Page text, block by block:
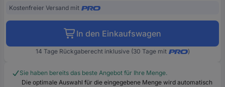
Kostenfreier Versand mit
In den Einkaufswagen
14 Tage Rückgaberecht inklusive (30 Tage mit )
Sie haben bereits das beste Angebot für Ihre Menge.
Die optimale Auswahl für die eingegebene Menge wird automatisch